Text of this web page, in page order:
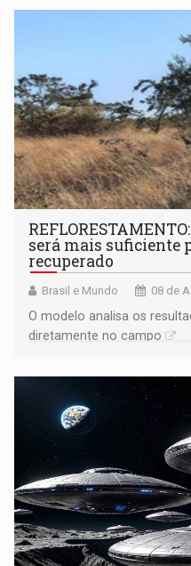
será mais suficiente
recuperado
Brasil e Mundo 08 de
O modelo analisa os
diretamente no campo